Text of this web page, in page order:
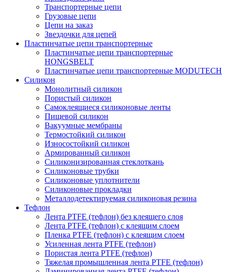
Транспортерные цепи
Грузовые цепи
Цепи на заказ
Звездочки для цепей
Пластинчатые цепи транспортерные
Пластинчатые цепи транспортерные
HONGSBELT
Пластинчатые цепи транспортерные MODUTECH
Силикон
Монолитный силикон
Пористый силикон
Самоклеящиеся силиконовые ленты
Пищевой силикон
Вакуумные мембраны
Термостойкий силикон
Износостойкий силикон
Армированный силикон
Силиконизированная стеклоткань
Силиконовые трубки
Силиконовые уплотнители
Силиконовые прокладки
Металлодетектируемая силиконовая резина
Тефлон
Лента PTFE (тефлон) без клеящего слоя
Лента PTFE (тефлон) с клеящим слоем
Пленка PTFE (тефлон) с клеящим слоем
Усиленная лента PTFE (тефлон)
Пористая лента PTFE (тефлон)
Тяжелая промышленная лента PTFE (тефлон)